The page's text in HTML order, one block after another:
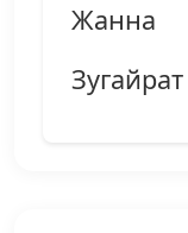
Жанна
Зугайрат